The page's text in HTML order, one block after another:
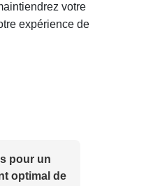
votre
expérience de
pour un
optimal de